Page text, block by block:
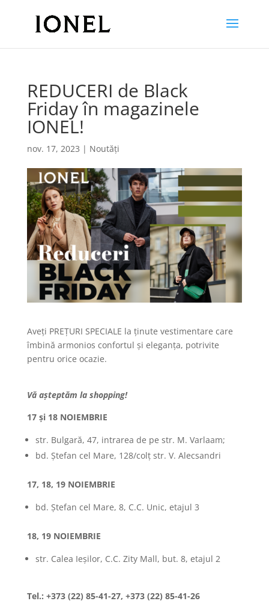
REDUCERI de Black
Friday în magazinele
IONEL!
nov. 17, 2023 | Noutăți
Aveți PREȚURI SPECIALE la ținute vestimentare care
îmbină armonios confortul și eleganța, potrivite
pentru orice ocazie.
Vă așteptăm la shopping!
17 și 18 NOIEMBRIE
str. Bulgară, 47, intrarea de pe str. M. Varlaam;
bd. Ștefan cel Mare, 128/colț str. V. Alecsandri
17, 18, 19 NOIEMBRIE
bd. Ștefan cel Mare, 8, C.C. Unic, etajul 3
18, 19 NOIEMBRIE
str. Calea Ieșilor, C.C. Zity Mall, but. 8, etajul 2
Tel.: +373 (22) 85-41-27, +373 (22) 85-41-26